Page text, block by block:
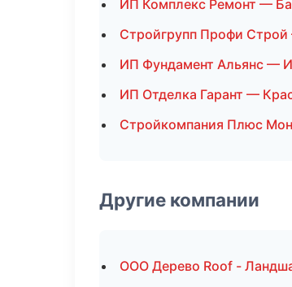
ИП Комплекс Ремонт —
Стройгрупп Профи
ИП Фундамент Альянс —
ИП Отделка Гарант —
Стройкомпания Плюс
Другие компании
ООО Дерево Roof -